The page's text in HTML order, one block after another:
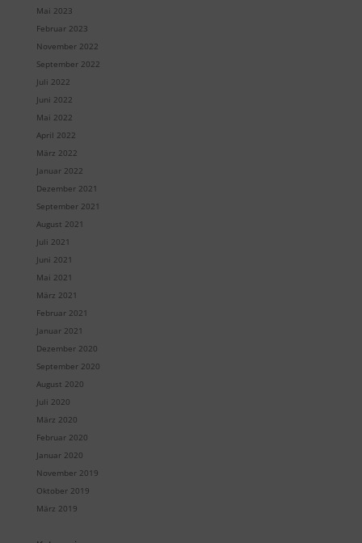
Mai 2023
Februar 2023
November 2022
September 2022
Juli 2022
Juni 2022
Mai 2022
April 2022
März 2022
Januar 2022
Dezember 2021
September 2021
August 2021
Juli 2021
Juni 2021
Mai 2021
März 2021
Februar 2021
Januar 2021
Dezember 2020
September 2020
August 2020
Juli 2020
März 2020
Februar 2020
Januar 2020
November 2019
Oktober 2019
März 2019